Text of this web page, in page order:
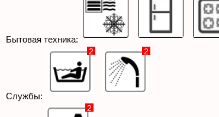
Бытовая техника:
Службы:
2 2
2